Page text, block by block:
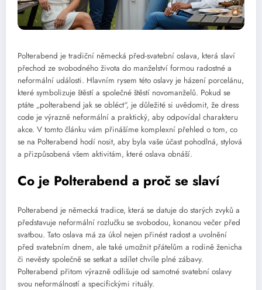
Polterabend je tradiční německá před-svatební oslava, která slaví
přechod ze svobodného života do manželství formou radostné a
neformální události. Hlavním rysem této oslavy je házení porcelánu,
které symbolizuje štěstí a společné štěstí novomanželů. Pokud se
ptáte „polterabend jak se obléct“, je důležité si uvědomit, že dress
code je výrazně neformální a praktický, aby odpovídal charakteru
akce. V tomto článku vám přinášíme komplexní přehled o tom, co
se na Polterabend hodí nosit, aby byla vaše účast pohodlná, stylová
a přizpůsobená všem aktivitám, které oslava obnáší.
Co je Polterabend a proč se slaví
Polterabend je německá tradice, která se datuje do starých zvyků a
představuje neformální rozlučku se svobodou, konanou večer před
svatbou. Tato oslava má za úkol nejen přinést radost a uvolnění
před svatebním dnem, ale také umožnit přátelům a rodině ženicha
či nevěsty společně se setkat a sdílet chvíle plné zábavy.
Polterabend přitom výrazně odlišuje od samotné svatební oslavy
svou neformálností a specifickými rituály.